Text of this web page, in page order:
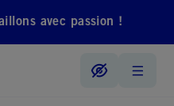
avec passion !